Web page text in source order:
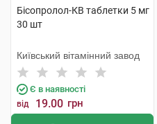
Бісопролол-КВ таблетки 5 мг
30 шт
Київський вітамінний завод
Є в наявності
від 19.00 грн